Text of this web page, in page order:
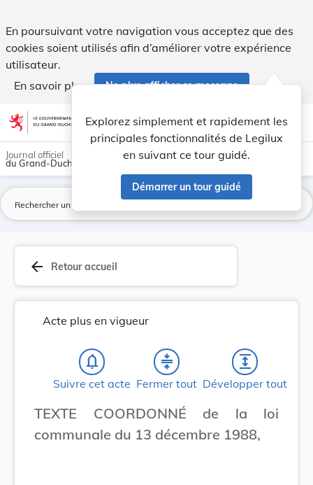
En poursuivant votre navigation vous acceptez que des
cookies soient utilisés afin d’améliorer votre expérience
utilisateur.
En savoir plus
Ne plus afficher ce message
Aller au contenu account_circle help Aide
Explorez simplement et rapidement les
principales fonctionnalités de Legilux
en suivant ce tour guidé.
Démarrer un tour guidé
light_mode dark_mode
Journal officiel
du Grand-Duché de Luxembourg
arrow_back Retour accueil
Acte plus en vigueur
notifications_none
Suivre cet acte
compress
Fermer tout
expand
Développer tout
TEXTE COORDONNÉ de la loi
communale du 13 décembre 1988,